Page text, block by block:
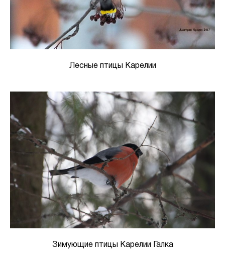
Лесные птицы Карелии
Зимующие птицы Карелии Галка